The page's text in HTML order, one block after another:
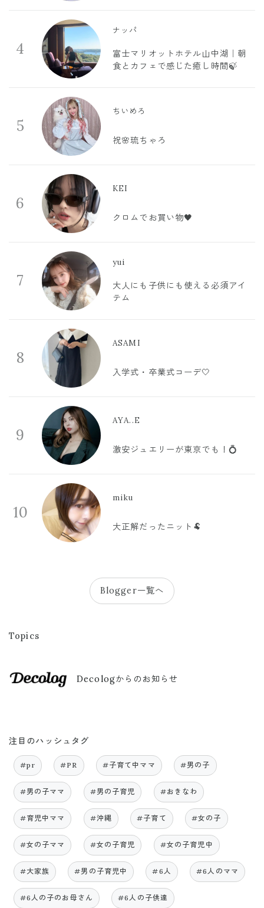
4
ナッパ
富士マリオットホテル山中湖｜朝
食とカフェで感じた癒し時間🍃
5
ちいめろ
祝🌸琉ちゃろ
6
KEI
クロムでお買い物🖤
7
yui
大人にも子供にも使える必須アイ
テム
8
ASAMI
入学式・卒業式コーデ🤍
9
AYA..E
激安ジュエリーが東京でも！💍
10
miku
大正解だったニット🐏
Blogger一覧へ
Topics
Decologからのお知らせ
注目のハッシュタグ
#pr #PR #子育て中ママ #男の子
#男の子ママ #男の子育児 #おきなわ
#育児中ママ #沖縄 #子育て #女の子
#女の子ママ #女の子育児 #女の子育児中
#大家族 #男の子育児中 #6人 #6人のママ
#6人の子のお母さん #6人の子供達